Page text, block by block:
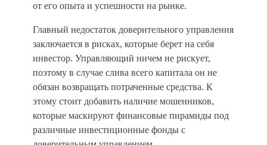
от его опыта и успешности на рынке.
Главный недостаток доверительного управления
заключается в рисках, которые берет на себя
инвестор. Управляющий ничем не рискует,
поэтому в случае слива всего капитала он не
обязан возвращать потраченные средства. К
этому стоит добавить наличие мошенников,
которые маскируют финансовые пирамиды под
различные инвестиционные фонды с